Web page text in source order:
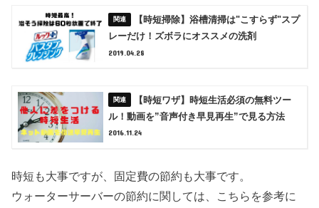
【時短掃除】浴槽清掃は"こすらず"スプ
レーだけ！ズボラにオススメの洗剤
2019.04.28
【時短ワザ】時短生活必須の無料ツー
ル！動画を”音声付き早見再生”で見る方法
2016.11.24
時短も大事ですが、固定費の節約も大事です。
ウォーターサーバーの節約に関しては、こちらを参考に